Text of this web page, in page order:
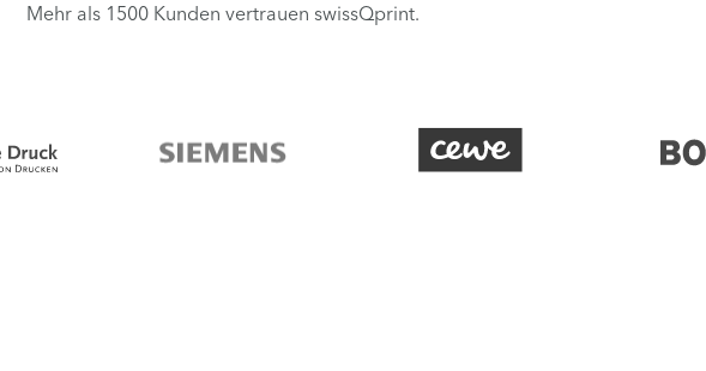
Mehr als 1500 Kunden vertrauen swissQprint.